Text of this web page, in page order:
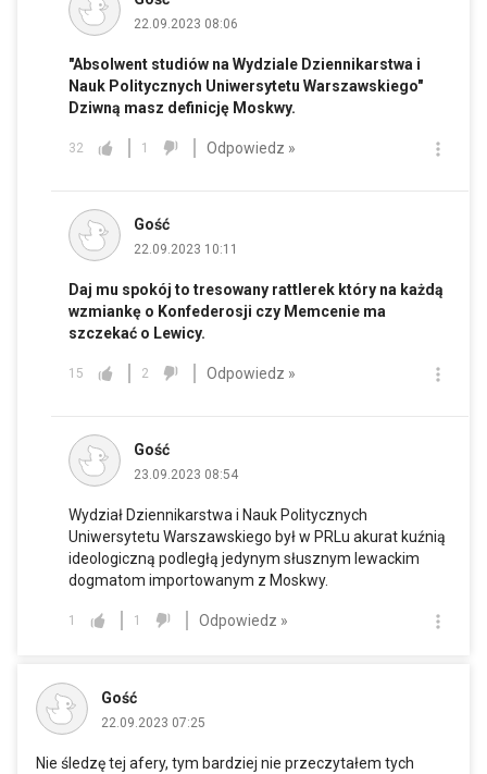
22.09.2023 08:06
"Absolwent studiów na Wydziale Dziennikarstwa i
Nauk Politycznych Uniwersytetu Warszawskiego"
Dziwną masz definicję Moskwy.
32 1 Odpowiedz »
Gość
22.09.2023 10:11
Daj mu spokój to tresowany rattlerek który na każdą
wzmiankę o Konfederosji czy Memcenie ma
szczekać o Lewicy.
15 2 Odpowiedz »
Gość
23.09.2023 08:54
Wydział Dziennikarstwa i Nauk Politycznych
Uniwersytetu Warszawskiego był w PRLu akurat kuźnią
ideologiczną podległą jedynym słusznym lewackim
dogmatom importowanym z Moskwy.
1 1 Odpowiedz »
Gość
22.09.2023 07:25
Nie śledzę tej afery, tym bardziej nie przeczytałem tych